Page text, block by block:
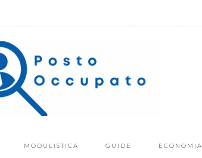
MODULISTICA GUIDE ECONOMIA